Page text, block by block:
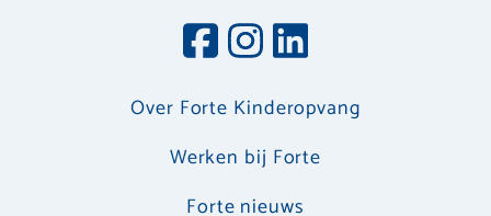
Over Forte Kinderopvang
Werken bij Forte
Forte nieuws